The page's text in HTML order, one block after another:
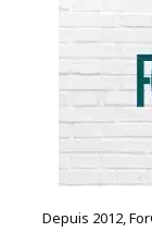
Depuis 2012,